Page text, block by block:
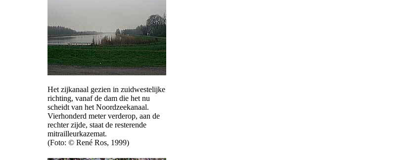
Het zijkanaal gezien in zuidwestelijke
richting, vanaf de dam die het nu
scheidt van het Noordzeekanaal.
Vierhonderd meter verderop, aan de
rechter zijde, staat de resterende
mitrailleurkazemat.
(Foto: © René Ros, 1999)